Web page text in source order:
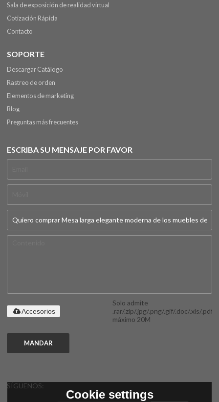
Sala de exposición de realidad virtual
Cotización Rápida
Contacto
SOPORTE
Descargar Catálogo
Rastreo de orden
Elementos de marketing
Blog
Preguntas más frecuentes
ESCRIBA SU MENSAJE POR FAVOR
Solo admite
.rar/.zip/.jpg/.png/.gif/.doc/.xls/.pdf,
máximo 20M
Accesorios
MANDAR
SÍGUENOS:
Cookie settings